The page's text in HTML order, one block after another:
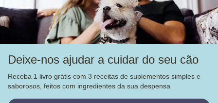
Deixe-nos ajudar a cuidar do seu cão
Receba 1 livro grátis com 3 receitas de suplementos simples e
saborosos, feitos com ingredientes da sua despensa